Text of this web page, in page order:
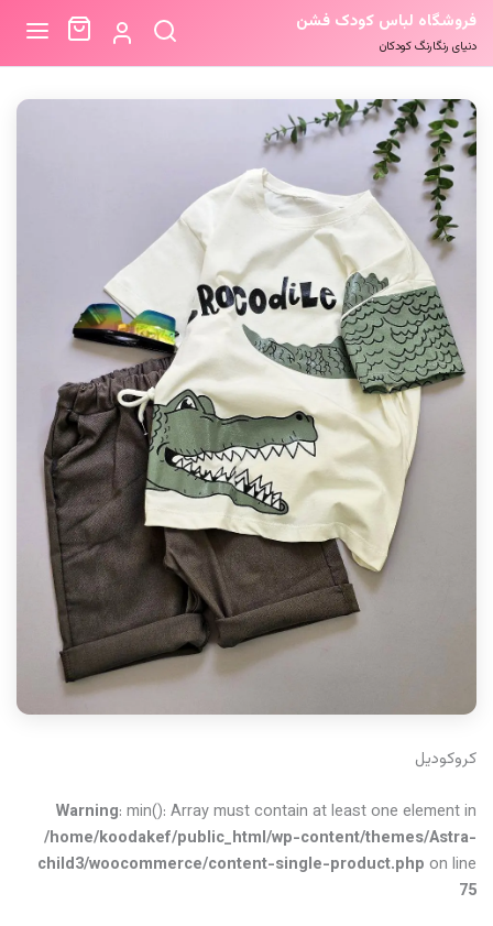
فروشگاه لباس کودک فشن
دنیای رنگارنگ کودکان
کروکودیل
Warning: min(): Array must contain at least one element in
/home/koodakef/public_html/wp-content/themes/Astra-
child3/woocommerce/content-single-product.php on line
75